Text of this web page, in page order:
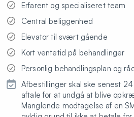
Erfarent og specialiseret team
Central beliggenhed
Elevator til svært gående
Kort ventetid på behandlinger
Personlig behandlingsplan og
Afbestillinger skal ske senest
aftale for at undgå at blive
Manglende modtagelse af en